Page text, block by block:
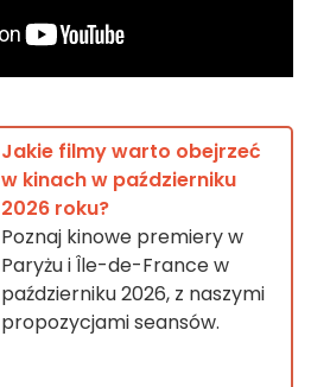
Jakie filmy warto obejrzeć
w kinach w październiku
2026 roku?
Poznaj kinowe premiery w
Paryżu i Île-de-France w
październiku 2026, z naszymi
propozycjami seansów.